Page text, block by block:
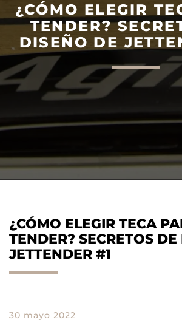
AGILIS 305C
¿CÓMO ELEGIR
TENDER?
DISEÑO DE
¿CÓMO ELEGIR TECA
TENDER? SECRETOS
JETTENDER #1
30 mayo 2022